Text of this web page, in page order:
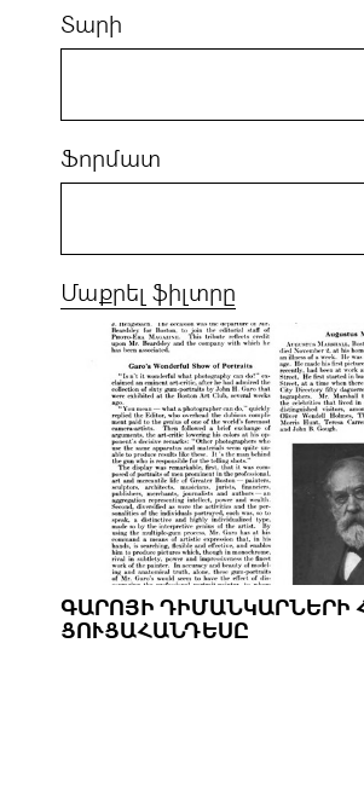
Տարի
Ֆորմատ
Մաքրել ֆիլտրը
ԳԱՐՈՅԻ ԴԻՄԱՆԿԱՐՆԵՐԻ
ՑՈՒՑԱՀԱՆԴԵՍԸ